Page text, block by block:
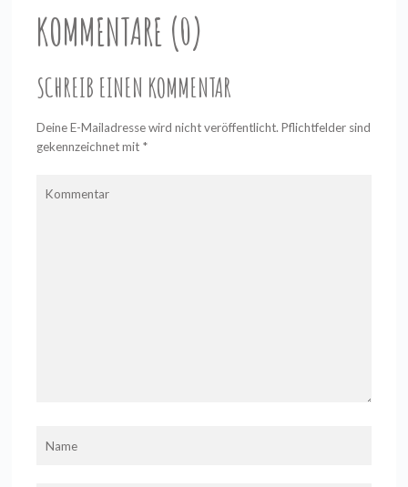
KOMMENTARE (0)
SCHREIB EINEN KOMMENTAR
Deine E-Mailadresse wird nicht veröffentlicht. Pflichtfelder sind
gekennzeichnet mit *